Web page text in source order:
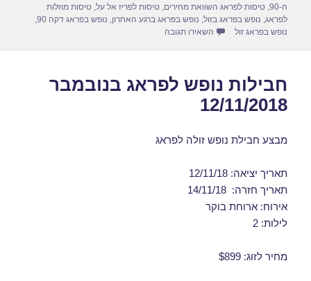
ה-90
,טיסות לפראג השוואת מחירים,טיסות לפריז אל על,טיסות מוזלות
לפראג, נופש בפראג בזול, נופש בפראג ברגע האחרון, נופש בפראג דקה 90
,
נופש בפראג זול
השאירו תגובה
חבילות נופש לפראג בנובמבר
12/11/2018
מבצע חבילת נופש זולה לפראג
תאריך יציאה: 12/11/18
תאריך חזרה: 14/11/18
אירוח: ארוחת בוקר
לילות: 2
מחיר לזוג: $899